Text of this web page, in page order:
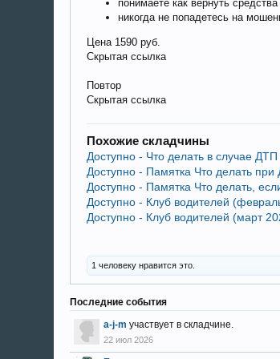
понимаете как вернуть
никогда не попадетесь на
Цена 1590 руб.
Скрытая ссылка
Повтор
Скрытая ссылка
Похожие складчины
Доступно - Что делать в случае
Доступно - Памятка Что делать
Доступно - Памятка Что делать,
Доступно - Клуб водителей
Доступно - Клуб водителей (март
1 человеку нравится это.
Последние события
a-j-m участвует в складчине.
22 июл 2026